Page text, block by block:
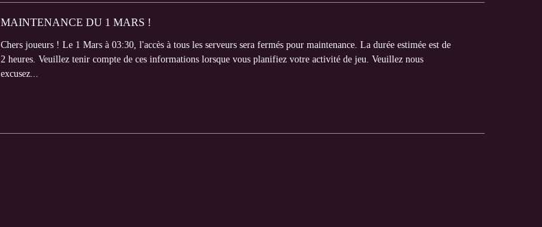
MAINTENANCE DU 1 MARS !
Chers joueurs ! Le 1 Mars à 03:30, l'accès à tous les serveurs sera fermés pour maintenance. La durée estimée est de
2 heures. Veuillez tenir compte de ces informations lorsque vous planifiez votre activité de jeu. Veuillez nous
excusez...